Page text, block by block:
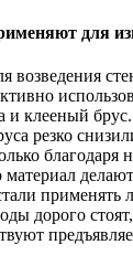
для
возведения
и клееный
резко
благодаря
применять
дорого